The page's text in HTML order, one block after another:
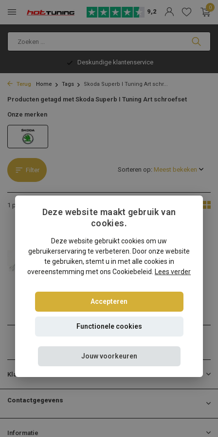
9,2
0
Deskundige klantenservice
Terug Home Tags Skoda Superb I Tuning Art schr...
Producten getagd met Skoda Superb I Tuning Art schroefset
Onze merken
Filter
1 product
Sorteren op:
Skoda Superb 3U Tuning Art schroefset
Skoda Superb 3U verlagen ...
€258,95
Klantenservice
Contactgegevens
Informatie
Deze website maakt gebruik van
cookies.
Deze website gebruikt cookies om uw
gebruikerservaring te verbeteren. Door onze website
te gebruiken, stemt u in met alle cookies in
overeenstemming met ons Cookiebeleid.
Lees verder
Accepteren
Functionele cookies
Jouw voorkeuren